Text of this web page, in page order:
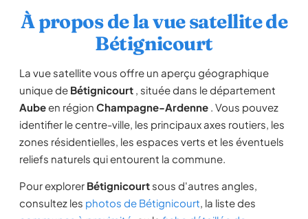
À propos de la vue satellite de
Bétignicourt
La vue satellite vous offre un aperçu géographique
unique de Bétignicourt , située dans le département
Aubeen région Champagne-Ardenne . Vous pouvez
identifier le centre-ville, les principaux axes routiers, les
zones résidentielles, les espaces verts et les éventuels
reliefs naturels qui entourent la commune.
Pour explorer Bétignicourt sous d'autres angles,
consultez les photos de Bétignicourt, la liste des